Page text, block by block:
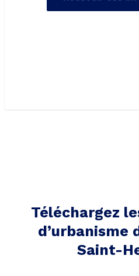
Téléchargez
d’urbanisme
Saint-